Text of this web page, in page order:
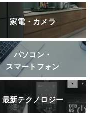
家電・カメラ
パソコン・
スマートフォン
最新テクノロジー